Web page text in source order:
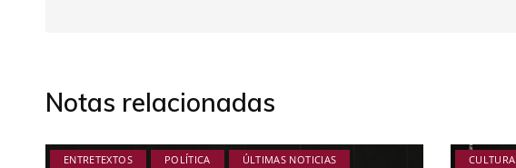
Notas relacionadas
ENTRETEXTOS POLÍTICA ÚLTIMAS NOTICIAS CULTURA